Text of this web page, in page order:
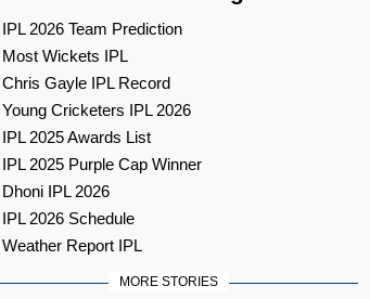
2026 Team Prediction
Wickets IPL
Gayle IPL Record
Cricketers IPL 2026
2025 Awards List
2025 Purple Cap Winner
IPL 2026
2026 Schedule
Report IPL
MORE STORIES